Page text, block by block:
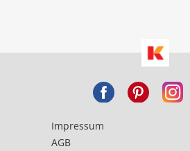
Impressum
AGB